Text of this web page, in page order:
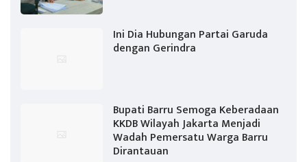
Ini Dia Hubungan Partai Garuda
dengan Gerindra
Bupati Barru Semoga Keberadaan
KKDB Wilayah Jakarta Menjadi
Wadah Pemersatu Warga Barru
Dirantauan